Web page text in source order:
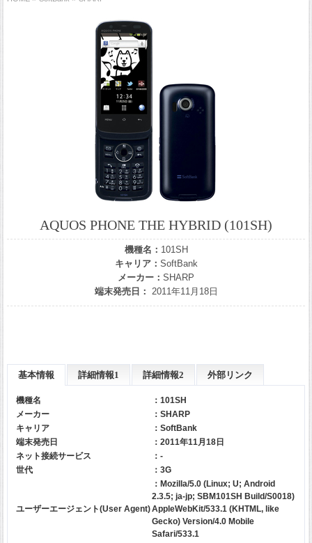
AQUOS PHONE THE HYBRID (101SH)
機種名： 101SH
キャリア： SoftBank
メーカー： SHARP
端末発売日： 2011年11月18日
基本情報 詳細情報1 詳細情報2 外部リンク
機種名
：101SH
メーカー
： SHARP
キャリア
： SoftBank
端末発売日
：2011年11月18日
ネット接続サービス
：-
世代
：3G
ユーザーエージェント(User Agent)
：Mozilla/5.0 (Linux; U; Android
2.3.5; ja-jp; SBM101SH Build/S0018)
AppleWebKit/533.1 (KHTML, like
Gecko) Version/4.0 Mobile
Safari/533.1